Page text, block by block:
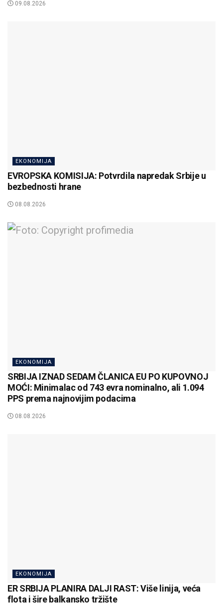
09.08.2026
EKONOMIJA
EVROPSKA KOMISIJA: Potvrdila napredak Srbije u
bezbednosti hrane
08.08.2026
EKONOMIJA
SRBIJA IZNAD SEDAM ČLANICA EU PO KUPOVNOJ
MOĆI: Minimalac od 743 evra nominalno, ali 1.094
PPS prema najnovijim podacima
08.08.2026
EKONOMIJA
ER SRBIJA PLANIRA DALJI RAST: Više linija, veća
flota i šire balkansko tržište